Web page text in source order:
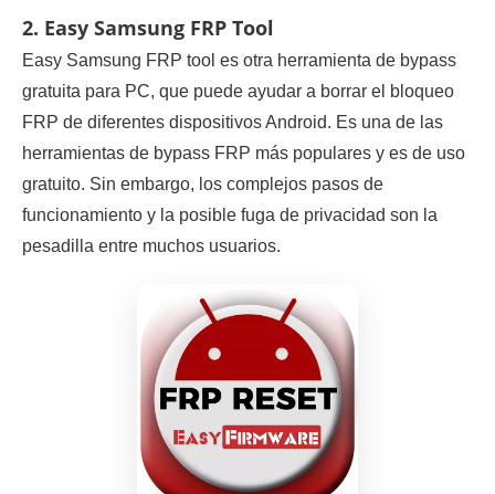
2. Easy Samsung FRP Tool
Easy Samsung FRP tool es otra herramienta de bypass
gratuita para PC, que puede ayudar a borrar el bloqueo
FRP de diferentes dispositivos Android. Es una de las
herramientas de bypass FRP más populares y es de uso
gratuito. Sin embargo, los complejos pasos de
funcionamiento y la posible fuga de privacidad son la
pesadilla entre muchos usuarios.